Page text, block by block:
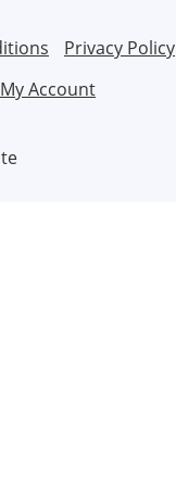
Privacy Policy
My Account